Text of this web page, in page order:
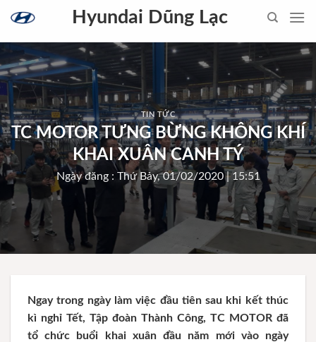
content
Hyundai Dũng Lạc
TIN TỨC
TC MOTOR TƯNG BỪNG KHÔNG KHÍ
KHAI XUÂN CANH TÝ
Ngày đăng : Thứ Bảy, 01/02/2020 | 15:51
Ngay trong ngày làm việc đầu tiên sau khi kết thúc
kì nghỉ Tết, Tập đoàn Thành Công, TC MOTOR đã
tổ chức buổi khai xuân đầu năm mới vào ngày